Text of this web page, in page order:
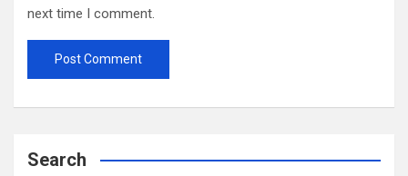
next time I comment.
Search